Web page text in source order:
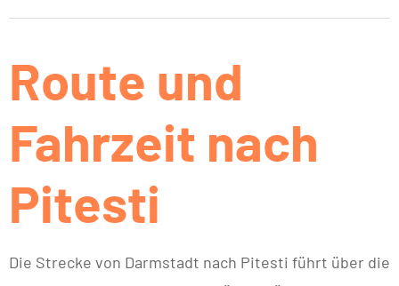
Route und
Fahrzeit nach
Pitesti
Die Strecke von Darmstadt nach Pitesti führt über die